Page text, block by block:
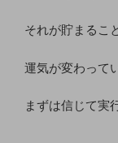
それが貯まるこ
運気が変わって
まずは信じて実